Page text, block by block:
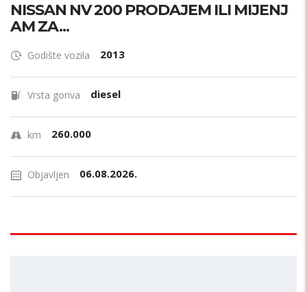
NISSAN NV 200 PRODAJEM ILI MIJENJ
AM ZA...
Godište vozila 2013
Vrsta goriva diesel
km 260.000
Objavljen 06.08.2026.